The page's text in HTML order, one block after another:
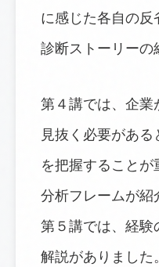
に感じた各自の反
診断ストーリーの
第４講では、企業
見抜く必要があ
を把握すること
分析フレームが紹
第５講では、経
解説がありました